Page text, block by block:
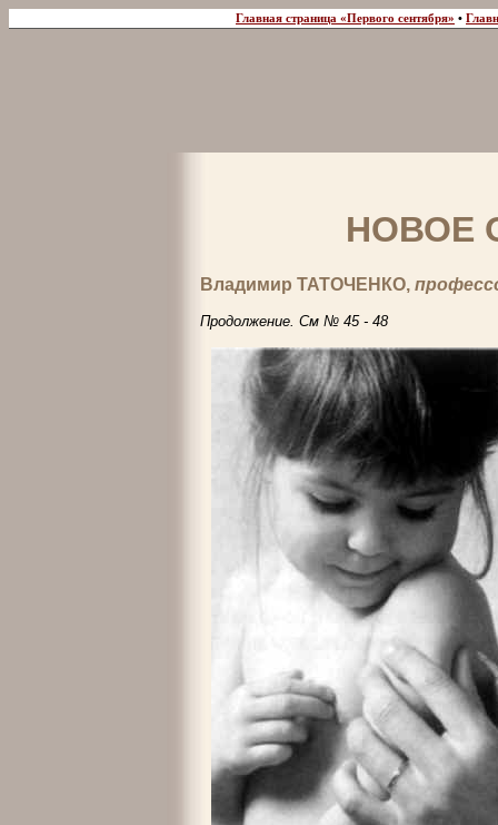
Главная страница «Первого сентября» •
НОВОЕ
Владимир ТАТОЧЕНКО,
Продолжение. См № 45 - 48